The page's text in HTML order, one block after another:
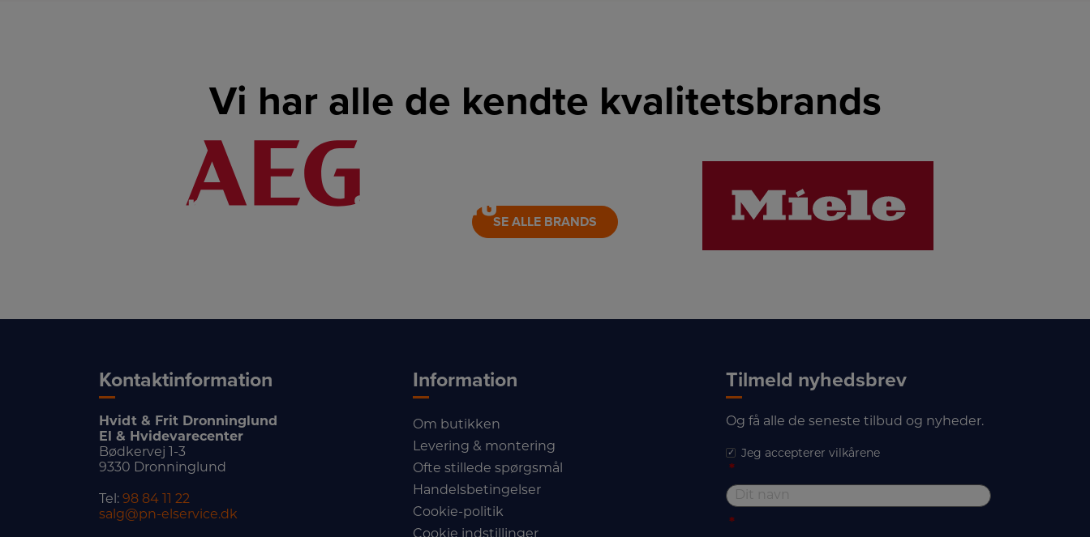
Vi har alle de kendte kvalitetsbrands
LINK
LINK
SE ALLE BRANDS
Kontaktinformation
Hvidt & Frit Dronninglund
El & Hvidevarecenter
Bødkervej 1-3
9330 Dronninglund
Tel: 98 84 11 22
salg@pn-elservice.dk
Information
Om butikken
Levering & montering
Ofte stillede spørgsmål
Handelsbetingelser
Cookie-politik
Tilmeld nyhedsbrev
Og få alle de seneste tilbud og nyheder.
Jeg accepterer vilkårene
*
*